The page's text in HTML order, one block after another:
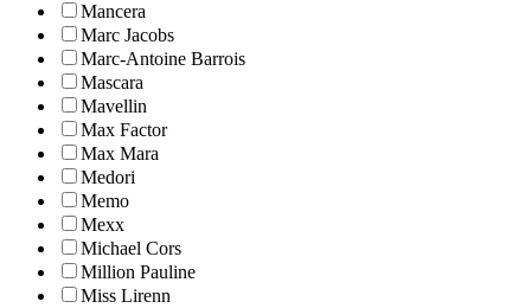
Mancera
Marc Jacobs
Marc-Antoine Barrois
Mascara
Mavellin
Max Factor
Max Mara
Medori
Memo
Mexx
Michael Cors
Million Pauline
Miss Lirenn